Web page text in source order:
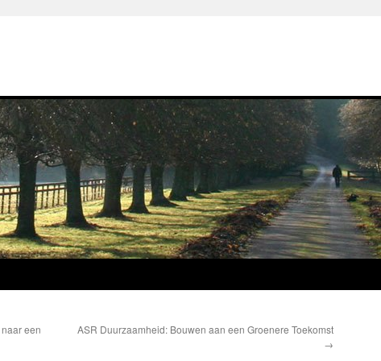
een
ASR Duurzaamheid: Bouwen aan een Groenere Toekomst
→